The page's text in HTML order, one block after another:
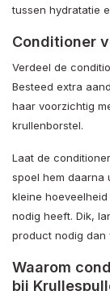
tussen hydratatie
Conditioner
Verdeel de
Besteed extra
haar voorzichtig
krullenborstel.
Laat de
spoel hem daarna
kleine
nodig heeft. Dik,
product nodig dan
Waarom
bij